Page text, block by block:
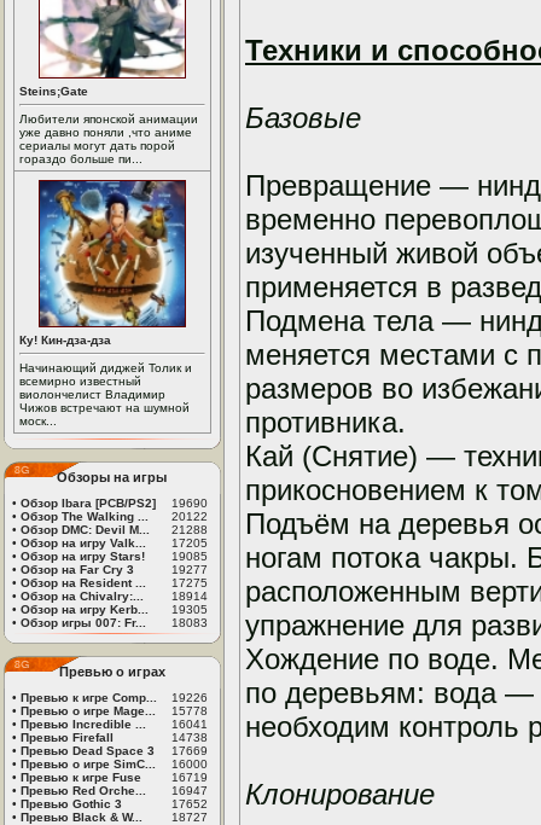
Steins;Gate
Любители японской анимации
уже давно поняли ,что аниме
сериалы могут дать порой
гораздо больше пи...
Ку! Кин-дза-дза
Начинающий диджей Толик и
всемирно известный
виолончелист Владимир
Чижов встречают на шумной
моск...
Обзоры на игры
• Обзор Ibara [PCB/PS2]
19690
• Обзор The Walking ...
20122
• Обзор DMC: Devil M...
21288
• Обзор на игру Valk...
17205
• Обзор на игру Stars!
19085
• Обзор на Far Cry 3
19277
• Обзор на Resident ...
17275
• Обзор на Chivalry:...
18914
• Обзор на игру Kerb...
19305
• Обзор игры 007: Fr... 18083
Превью о играх
• Превью к игре Comp...
19226
• Превью о игре Mage...
15778
• Превью Incredible ...
16041
• Превью Firefall
14738
• Превью Dead Space 3
17669
• Превью о игре SimC...
16000
• Превью к игре Fuse
16719
• Превью Red Orche...
16947
• Превью Gothic 3
17652
• Превью Black & W... 18727
Техники и
Базовые
Превращение —
временно
изученный живой
применяется в
Подмена тела —
меняется местами с
размеров во
противника.
Кай (Снятие) —
прикосновением к
Подъём на деревья
ногам потока чакры.
расположенным
упражнение для
Хождение по воде.
по деревьям: вода —
необходим контроль
Клонирование